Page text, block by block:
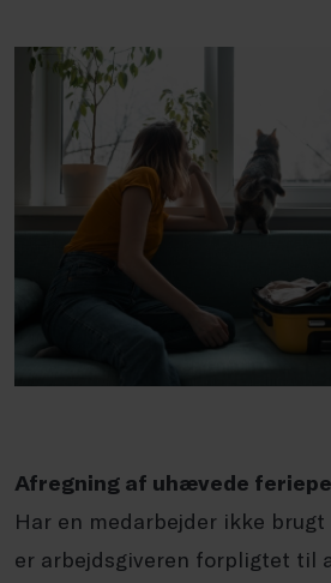
Afregning af uhævede
Har en medarbejder ikke
er arbejdsgiveren forpligtet til